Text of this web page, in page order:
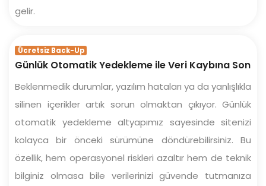
gelir.
Ücretsiz Back-Up
Günlük Otomatik Yedekleme ile Veri Kaybına Son
Beklenmedik durumlar, yazılım hataları ya da yanlışlıkla
silinen içerikler artık sorun olmaktan çıkıyor. Günlük
otomatik yedekleme altyapımız sayesinde sitenizi
kolayca bir önceki sürümüne döndürebilirsiniz. Bu
özellik, hem operasyonel riskleri azaltır hem de teknik
bilginiz olmasa bile verilerinizi güvende tutmanıza